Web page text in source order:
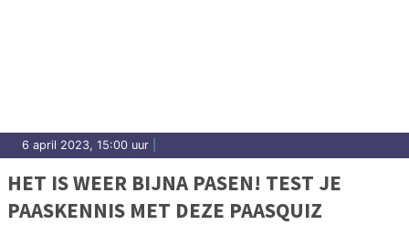
6 april 2023, 15:00 uur
HET IS WEER BIJNA PASEN! TEST JE
PAASKENNIS MET DEZE PAASQUIZ